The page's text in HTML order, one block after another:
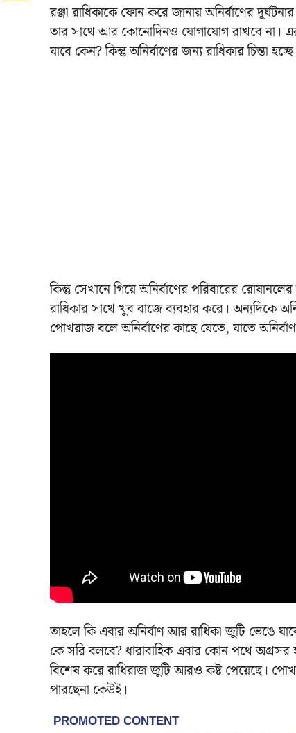
রঞ্জা রাধিকাকে ফোন করে জানায় অনির্বাণের
তার সাথে আর কোনোদিনও যোগাযোগ রাখবে না।
যাবে কেন? কিন্তু অনির্বাণের জন্য রাধিকার চিন্তা
কিন্তু সেখানে গিয়ে অনির্বাণের পরিবারের
রাধিকার সাথে খুব বাজে ব্যবহার করে। অন্যদিকে
পোখরাজ বলে অনির্বাণের কাছে যেতে, যাতে
তাহলে কি এবার অনির্বাণ আর রাধিকা জুটি ভেঙে
কে সরি বলবে? ধারাবাহিক এবার কোন পথে
বিশেষ করে রাধিরাজ জুটি আরও কষ্ট পেয়েছে।
পারছেনা কেউই।